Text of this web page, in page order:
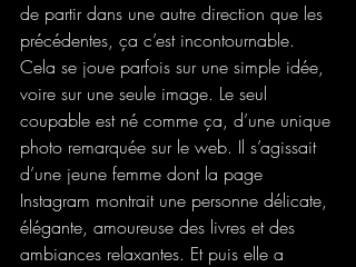
de partir dans une autre direction que les
précédentes, ça c’est incontournable.
Cela se joue parfois sur une simple idée,
voire sur une seule image. Le seul
coupable est né comme ça, d’une unique
photo remarquée sur le web. Il s’agissait
d’une jeune femme dont la page
Instagram montrait une personne délicate,
élégante, amoureuse des livres et des
ambiances relaxantes. Et puis elle a